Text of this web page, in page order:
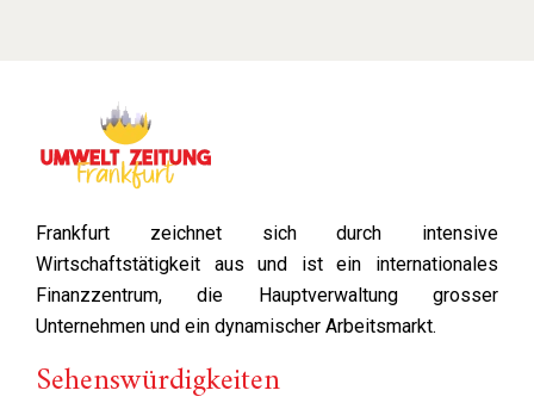
Frankfurt zeichnet sich durch intensive
Wirtschaftstätigkeit aus und ist ein internationales
Finanzzentrum, die Hauptverwaltung grosser
Unternehmen und ein dynamischer Arbeitsmarkt.
Sehenswürdigkeiten